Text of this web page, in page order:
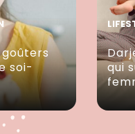
goûters
soi-
qui